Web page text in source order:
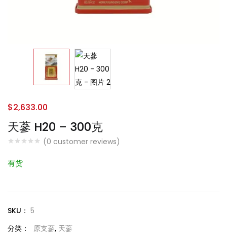
天蔘 H20 – 300克
(0 customer reviews)
$2,633.00
有货
SKU： 5
分类：
原支蔘, 天蔘